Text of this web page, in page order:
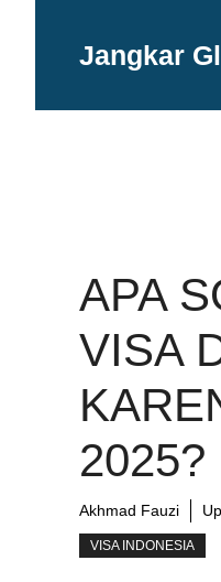
Jangkar
APA
VISA
2025?
Akhmad Fauzi
VISA INDONESIA